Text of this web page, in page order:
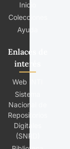
Inicio
Colecciones
Ayuda
Enlaces de
interés
Web INTI
Sistema
Nacional de
Repositorios
Digitales
(SNRD)